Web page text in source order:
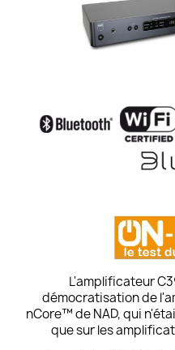
L'amplificateur
démocratisation de
nCore™ de NAD, qui
que sur les